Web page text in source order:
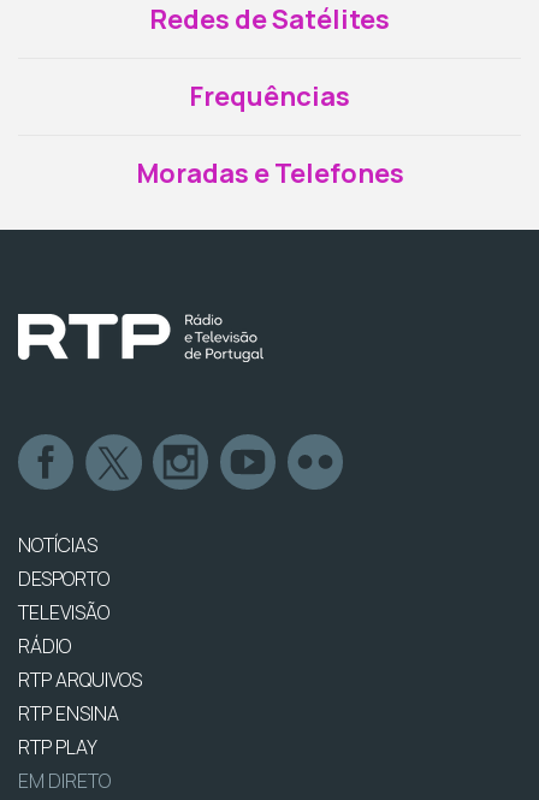
Redes de Satélites
Frequências
Moradas e Telefones
NOTÍCIAS
DESPORTO
TELEVISÃO
RÁDIO
RTP ARQUIVOS
RTP ENSINA
RTP PLAY
EM DIRETO